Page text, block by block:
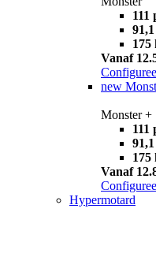
111
175
Vanaf
new
Monster +
111
175
Vanaf
Hypermotard